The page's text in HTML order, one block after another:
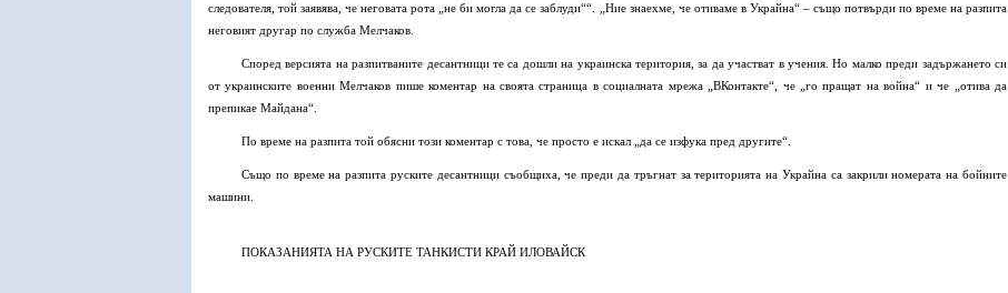
следователя, той заявява, че неговата рота „не би могла да се заблуди““. „Ние знаехме, че отиваме в Украйна“ – също потвърди по време на разпита
неговият другар по служба Мелчаков.
Според версията на разпитваните десантници те са дошли на украинска територия, за да участват в учения. Но малко преди задържането си
от украинските военни Мелчаков пише коментар на своята страница в социалната мрежа „ВКонтакте“, че „го пращат на война“ и че „отива да
препикае Майдана“.
По време на разпита той обясни този коментар с това, че просто е искал „да се изфука пред другите“.
Също по време на разпита руските десантници съобщиха, че преди да тръгнат за територията на Украйна са закрили номерата на бойните
машини.
ПОКАЗАНИЯТА НА РУСКИТЕ ТАНКИСТИ КРАЙ ИЛОВАЙСК